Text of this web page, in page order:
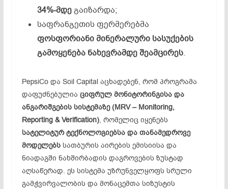
34%-მდეგაიზარდა;
საფრანგეთის ფერმერებმა
ფოსფორიანი მინერალური სასუქების
გამოყენება ნახევრამდეშეამცირეს.
PepsiCo და Soil Capital აცხადებენ, რომ პროგრამა
დაფუძნებულია ციფრულ მონიტორინგისა და
ანგარიშგების სისტემაზე(MRV – Monitoring,
Reporting & Verification), რომელიც იყენებს
სატელიტურ ტექნოლოგიებსა და თანამედროვე
მოდელებსსათბურის აირების ემისიისა და
ნიადაგში ნახშირბადის დაგროვების ზუსტად
აღსაწერად. ეს სისტემა უზრუნველყოფს სრული
გამჭვირვალობის და მონაცემთა სიზუსტის